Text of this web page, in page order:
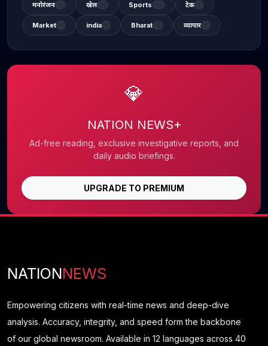
मनोरंजन खेल Sports टेक
Market india Bharat व्यापार
💎
NATION NEWS+
Ad-free reading, exclusive investigative reports, and
daily audio briefings.
UPGRADE TO PREMIUM
NATIONNEWS
Empowering citizens with real-time news and deep-dive
analysis. Accuracy, integrity, and speed form the backbone
of our global newsroom. Available in 12 languages across 40